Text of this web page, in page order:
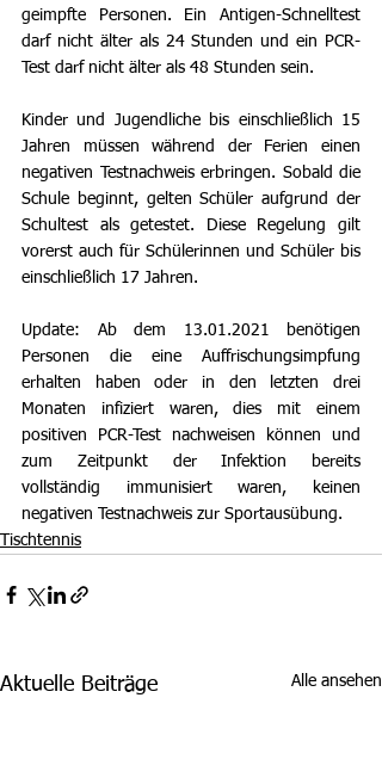
geimpfte Personen. Ein Antigen-Schnelltest
darf nicht älter als 24 Stunden und ein PCR-
Test darf nicht älter als 48 Stunden sein.
Kinder und Jugendliche bis einschließlich 15
Jahren müssen während der Ferien einen
negativen Testnachweis erbringen. Sobald die
Schule beginnt, gelten Schüler aufgrund der
Schultest als getestet. Diese Regelung gilt
vorerst auch für Schülerinnen und Schüler bis
einschließlich 17 Jahren.
Update: Ab dem 13.01.2021 benötigen
Personen die eine Auffrischungsimpfung
erhalten haben oder in den letzten drei
Monaten infiziert waren, dies mit einem
positiven PCR-Test nachweisen können und
zum Zeitpunkt der Infektion bereits
vollständig immunisiert waren, keinen
negativen Testnachweis zur Sportausübung.
Tischtennis
Aktuelle Beiträge Alle ansehen